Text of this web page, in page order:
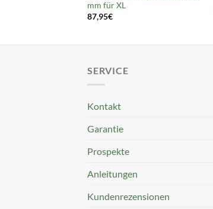
mm für XL
87,95€
SERVICE
Kontakt
Garantie
Prospekte
Anleitungen
Kundenrezensionen